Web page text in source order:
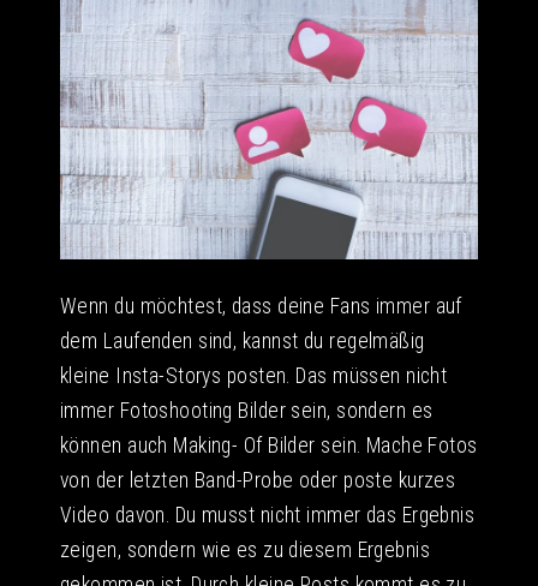
Wenn du möchtest, dass deine Fans immer auf
dem Laufenden sind, kannst du regelmäßig
kleine Insta-Storys posten. Das müssen nicht
immer Fotoshooting Bilder sein, sondern es
können auch Making- Of Bilder sein. Mache Fotos
von der letzten Band-Probe oder poste kurzes
Video davon. Du musst nicht immer das Ergebnis
zeigen, sondern wie es zu diesem Ergebnis